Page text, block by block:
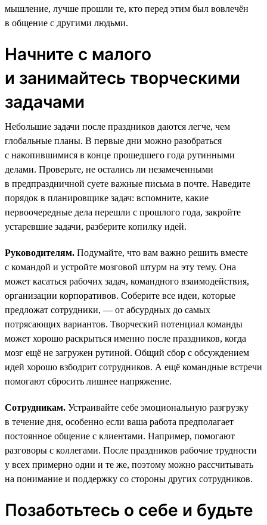
мышление, лучше прошли те, кто перед этим был вовлечён
в общение с другими людьми.
Начните с малого
и занимайтесь творческими
задачами
Небольшие задачи после праздников даются легче, чем
глобальные планы. В первые дни можно разобраться
с накопившимися в конце прошедшего года рутинными
делами. Проверьте, не остались ли незамеченными
в предпраздничной суете важные письма в почте. Наведите
порядок в планировщике задач: вспомните, какие
первоочередные дела перешли с прошлого года, закройте
устаревшие задачи, разберите копилку идей.
Руководителям. Подумайте, что вам важно решить вместе
с командой и устройте мозговой штурм на эту тему. Она
может касаться рабочих задач, командного взаимодействия,
организации корпоративов. Соберите все идеи, которые
предложат сотрудники, — от абсурдных до самых
потрясающих вариантов. Творческий потенциал команды
может хорошо раскрыться именно после праздников, когда
мозг ещё не загружен рутиной. Общий сбор с обсуждением
идей хорошо взбодрит сотрудников. А ещё командные встречи
помогают сбросить лишнее напряжение.
Сотрудникам. Устраивайте себе эмоциональную разгрузку
в течение дня, особенно если ваша работа предполагает
постоянное общение с клиентами. Например, помогают
разговоры с коллегами. После праздников рабочие трудности
у всех примерно одни и те же, поэтому можно рассчитывать
на понимание и поддержку со стороны других сотрудников.
Позаботьтесь о себе и будьте